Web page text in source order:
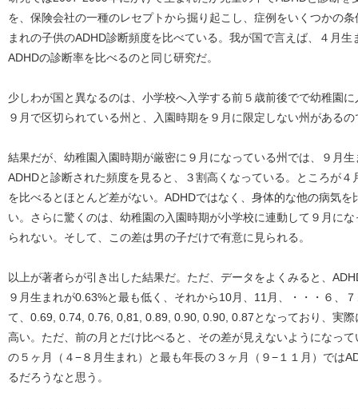
を、保険会社の一種のレセプトから掘り起こし、症例をいくつかの
まれの子供のADHD診断頻度を比べている。我が国で言えば、４月
ADHDの診断率を比べるのと同じ研究だ。
少しわが国と異なるのは、小学校へ入学する前５歳前後でで幼稚園
９月で区切られている州と、入園時期を９月に限定しない州がある
結果だが、幼稚園入園時期が厳密に９月になっている州では、９月
ADHDと診断された頻度を見ると、３割高くなっている。ところが
を比べるとほとんど差がない。ADHDではなく、身体的な他の病気
い。さらに驚くのは、幼稚園の入園時期が小学校に連動して９月に
られない。そして、この差は男の子だけで有意に見られる。
以上が著者らが引き出した結果だ。ただ、データをよくみると、
９月生まれが0.63%と最も低く、それから10月、11月、・・・６、
て、0.69, 0.74, 0.76, 0,81, 0.89, 0.90, 0.90, 0.87となっており、実
高い。ただ、前の月とだけ比べると、その差が見えないようになっ
の５ヶ月（４−８月生まれ）と最も年長の３ヶ月（９−１１月）では
るだろうなと思う。